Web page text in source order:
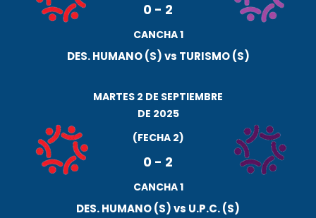
0 - 2
CANCHA 1
DES. HUMANO (S) vs TURISMO (S)
MARTES 2 DE SEPTIEMBRE
DE 2025
(FECHA 2)
0 - 2
CANCHA 1
DES. HUMANO (S) vs U.P.C. (S)